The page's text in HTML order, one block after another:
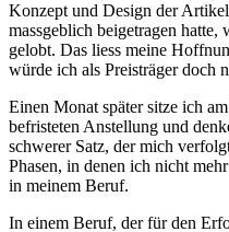
Konzept und Design der
massgeblich beigetragen
gelobt. Das liess meine
würde ich als Preisträger doch
Einen Monat später sitze ich
befristeten Anstellung und
schwerer Satz, der mich
Phasen, in denen ich nicht
in meinem Beruf.
In einem Beruf, der für den